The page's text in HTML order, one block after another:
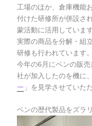
工場のほか、倉庫機能
付けた研修所が併設さ
蒙活動に活用しています
実際の商品を分解・組
研修も行われています。
今年の6月にベンの販
社が加入したのを機に
ー 」を見学させていた
ベンの歴代製品をズラ